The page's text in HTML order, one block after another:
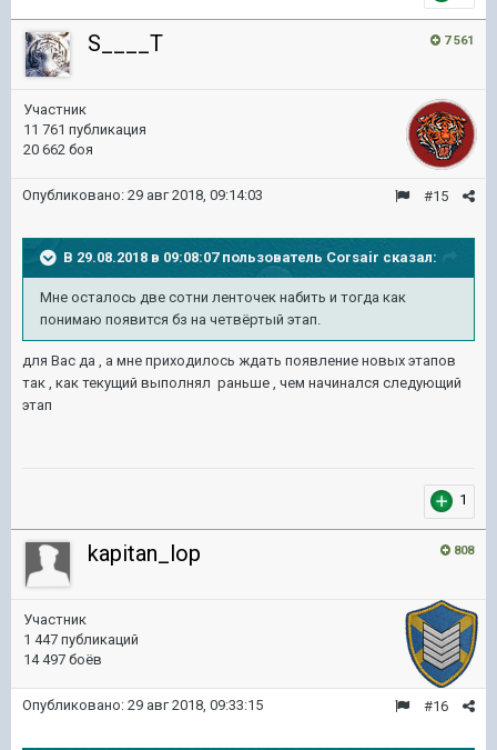
7 561
S____T
Участник
11 761 публикация
20 662 боя
#15
Опубликовано: 29 авг 2018, 09:14:03
В 29.08.2018 в 09:08:07 пользователь Corsair сказал:
Мне осталось две сотни ленточек набить и тогда как
понимаю появится бз на четвёртый этап.
для Вас да , а мне приходилось ждать появление новых этапов
так , как текущий выполнял раньше , чем начинался следующий
этап
1
808
kapitan_lop
Участник
1 447 публикаций
14 497 боёв
#16
Опубликовано: 29 авг 2018, 09:33:15